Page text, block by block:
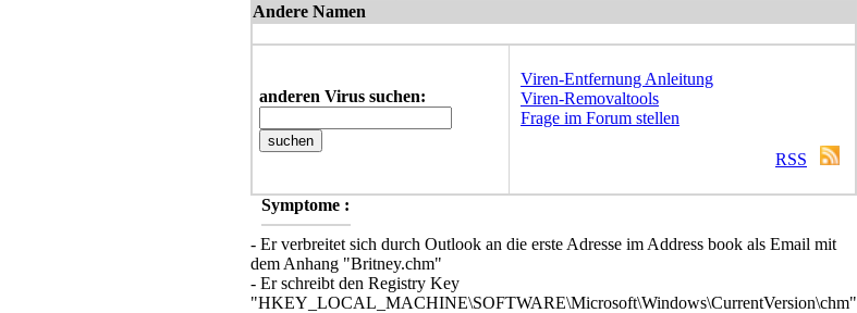
Andere Namen
anderen Virus suchen:
Viren-Entfernung Anleitung
Viren-Removaltools
Frage im Forum stellen
RSS
Symptome :
- Er verbreitet sich durch Outlook an die erste Adresse im Address book als Email mit
dem Anhang "Britney.chm"
- Er schreibt den Registry Key
"HKEY_LOCAL_MACHINE\SOFTWARE\Microsoft\Windows\CurrentVersion\chm"